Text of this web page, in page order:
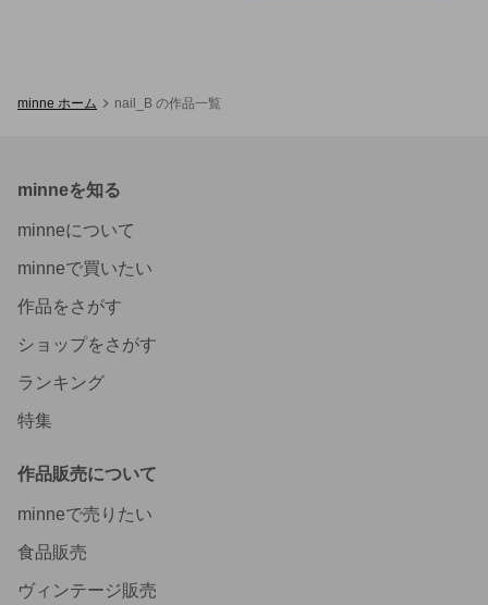
minne ホーム nail_B の作品一覧
minneを知る
minneについて
minneで買いたい
作品をさがす
ショップをさがす
ランキング
特集
作品販売について
minneで売りたい
食品販売
ヴィンテージ販売